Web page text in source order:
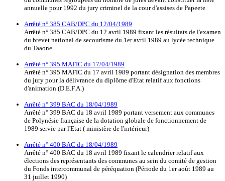
annuelle pour 1992 du jury criminel de la cour d'assises de Papeete
Arrêté n° 385 CAB/DPC du 12/04/1989
Arrêté n° 385 CAB/DPC du 12 avril 1989 fixant les résultats de l'examen
du brevet national de secourisme du 1er avril 1989 au lycée technique
du Taaone
Arrêté n° 395 MAFIC du 17/04/1989
Arrêté n° 395 MAFIC du 17 avril 1989 portant désignation des membres
du jury pour la délivrance du diplôme d'Etat relatif aux fonctions
d'animation (D.E.F.A.)
Arrêté n° 399 BAC du 18/04/1989
Arrêté n° 399 BAC du 18 avril 1989 portant versement aux communes
de Polynésie française de la dotation globale de fonctionnement de
1989 servie par l'Etat ( ministère de l'intérieur)
Arrêté n° 400 BAC du 18/04/1989
Arrêté n° 400 BAC du 18 avril 1989 fixant le calendrier relatif aux
élections des représentants des communes au sein du comité de gestion
du Fonds intercommunal de péréquation (Période du 1er août 1989 au
31 juillet 1990)